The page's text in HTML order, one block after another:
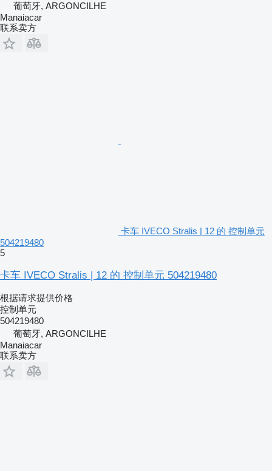
葡萄牙, ARGONCILHE
Manaiacar
联系卖方
卡车 IVECO Stralis | 12 的 控制单元
504219480
5
卡车 IVECO Stralis | 12 的 控制单元 504219480
根据请求提供价格
控制单元
504219480
葡萄牙, ARGONCILHE
Manaiacar
联系卖方